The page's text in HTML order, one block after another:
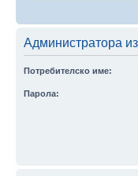
Администратора
Потребителско име:
Парола: